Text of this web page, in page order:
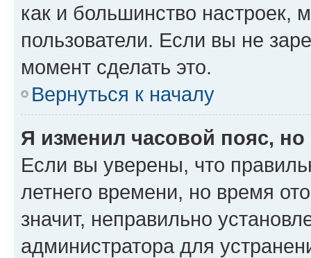
как и большинство настроек,
пользователи. Если вы не
момент сделать это.
Вернуться к началу
Я изменил часовой пояс,
Если вы уверены, что
летнего времени, но время
значит, неправильно
администратора для